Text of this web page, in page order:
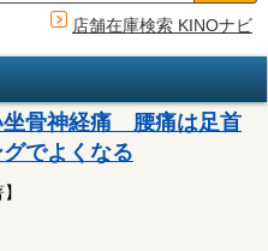
店舗在庫検索 KINOナビ
坐骨神経痛 腰痛は足首
でよくなる